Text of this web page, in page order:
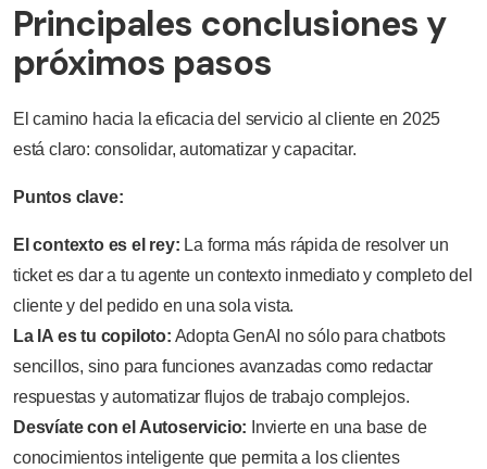
Principales conclusiones y
próximos pasos
El camino hacia la eficacia del servicio al cliente en 2025
está claro: consolidar, automatizar y capacitar.
Puntos clave:
El contexto es el rey: La forma más rápida de resolver un
ticket es dar a tu agente un contexto inmediato y completo del
cliente y del pedido en una sola vista.
La IA es tu copiloto: Adopta GenAI no sólo para chatbots
sencillos, sino para funciones avanzadas como redactar
respuestas y automatizar flujos de trabajo complejos.
Desvíate con el Autoservicio: Invierte en una base de
conocimientos inteligente que permita a los clientes